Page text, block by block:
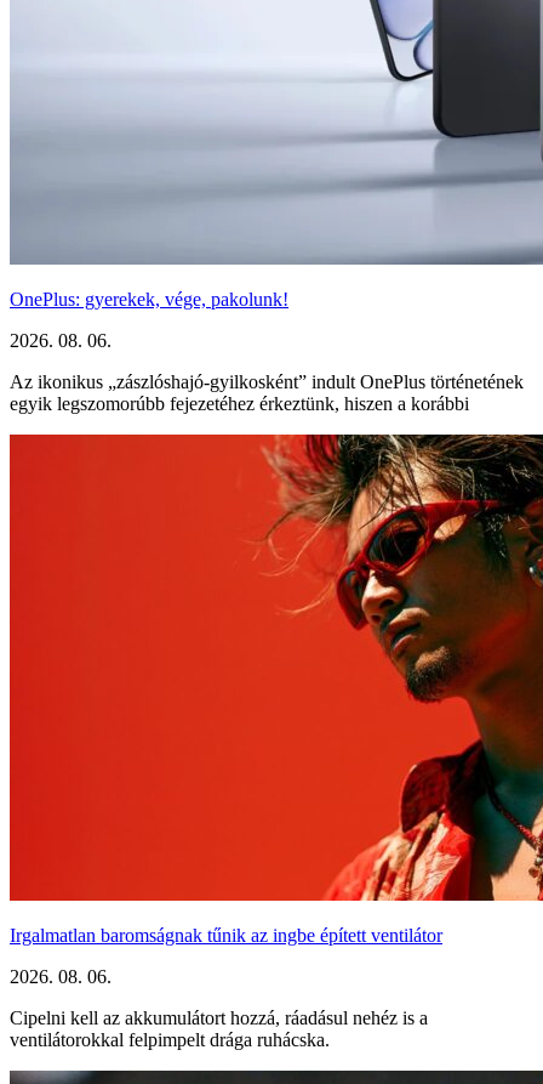
OnePlus: gyerekek, vége, pakolunk!
2026. 08. 06.
Az ikonikus „zászlóshajó-gyilkosként” indult OnePlus történetének
egyik legszomorúbb fejezetéhez érkeztünk, hiszen a korábbi
Irgalmatlan baromságnak tűnik az ingbe épített ventilátor
2026. 08. 06.
Cipelni kell az akkumulátort hozzá, ráadásul nehéz is a
ventilátorokkal felpimpelt drága ruhácska.